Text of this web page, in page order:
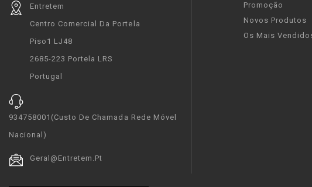
Entretem
Centro Comercial Da Portela
Piso1 LJ48
2685-223 Portela LRS
Portugal
934758001(custo De Chamada Rede Móvel
Nacional)
Geral@entretem.pt
Promoção
Novos Produtos
Os Mais